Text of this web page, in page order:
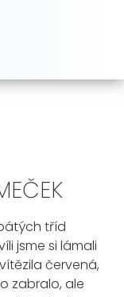
tříd
jsme si lámali
červená,
zabralo, ale